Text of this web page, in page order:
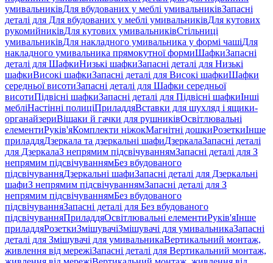
умивальниківДля вбудованих у меблі умивальниківЗапасні
деталі для Для вбудованих у меблі умивальниківДля кутових
рукомийниківДля кутових умивальниківСтільниці
умивальниківДля накладного умивальника у формі чашіДля
накладного умивальника прямокутної формиШафкиЗапасні
деталі для ШафкиНизькі шафкиЗапасні деталі для Низькі
шафкиВисокі шафкиЗапасні деталі для Високі шафкиШафки
середньої висотиЗапасні деталі для Шафки середньої
висотиПідвісні шафкиЗапасні деталі для Підвісні шафкиІнші
мебліНастінні полиціПриладдяВставки для шухляд і ящики-
органайзериВішаки й гачки для рушниківОсвітлювальні
елементиРуків'яКомплекти ніжокМагнітні дошкиРозеткиІнше
приладдяДзеркала та дзеркальні шафиДзеркалаЗапасні деталі
для ДзеркалаЗ непрямим підсвічуваннямЗапасні деталі для З
непрямим підсвічуваннямБез вбудованого
підсвічуванняДзеркальні шафиЗапасні деталі для Дзеркальні
шафиЗ непрямим підсвічуваннямЗапасні деталі для З
непрямим підсвічуваннямБез вбудованого
підсвічуванняЗапасні деталі для Без вбудованого
підсвічуванняПриладдяОсвітлювальні елементиРуків'яІнше
приладдяРозеткиЗмішувачіЗмішувачі для умивальникаЗапасні
деталі для Змішувачі для умивальникаВертикальний монтаж,
живлення від мережіЗапасні деталі для Вертикальний монтаж,